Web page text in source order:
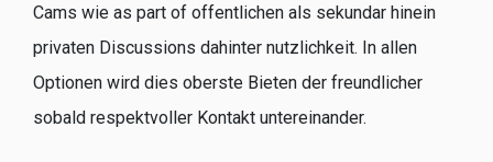
Cams wie as part of offentlichen als sekundar hinein
privaten Discussions dahinter nutzlichkeit. In allen
Optionen wird dies oberste Bieten der freundlicher
sobald respektvoller Kontakt untereinander.